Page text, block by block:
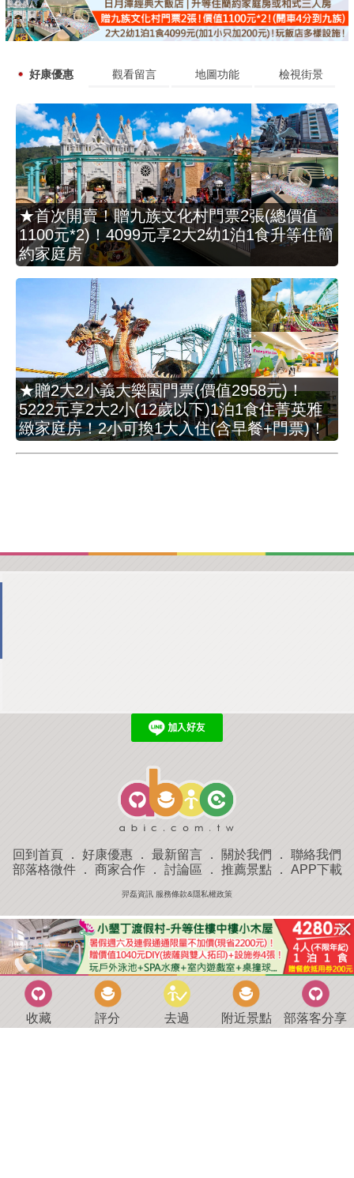
好康優惠 觀看留言 地圖功能 檢視街景
★首次開賣！贈九族文化村門票2張(總價值
1100元*2)！4099元享2大2幼1泊1食升等住簡
約家庭房
★贈2大2小義大樂園門票(價值2958元)！
5222元享2大2小(12歲以下)1泊1食住菁英雅
緻家庭房！2小可換1大入住(含早餐+門票)！
回到首頁 ． 好康優惠 ． 最新留言 ． 關於我們 ． 聯絡我們
部落格微件． 商家合作． 討論區 ． 推薦景點． APP下載
羿磊資訊 服務條款&隱私權政策
收藏 評分 去過 附近景點 部落客分享